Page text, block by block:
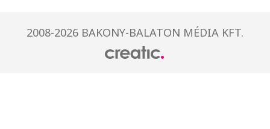
2008-2026 BAKONY-BALATON MÉDIA KFT.